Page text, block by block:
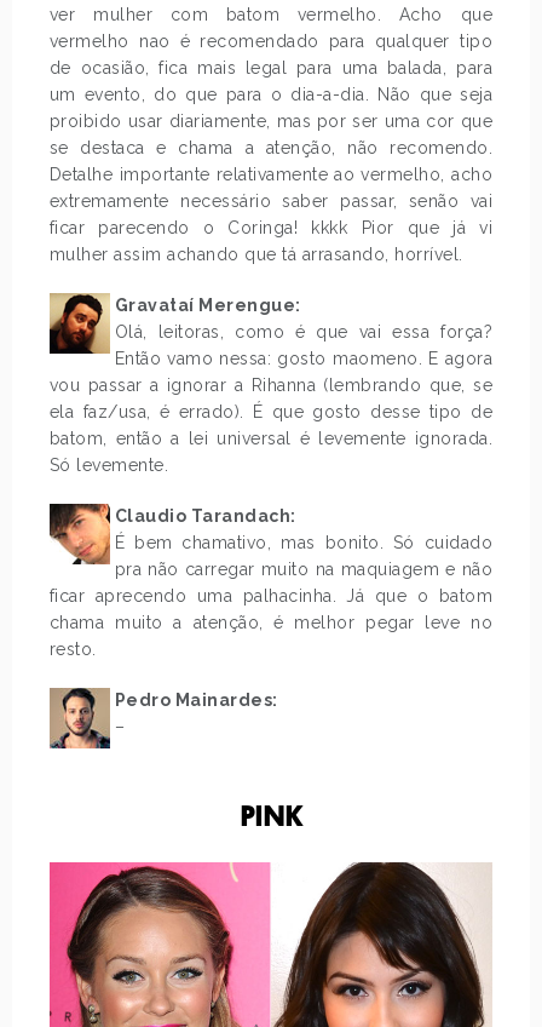
ver mulher com batom vermelho. Acho que
vermelho nao é recomendado para qualquer tipo
de ocasião, fica mais legal para uma balada, para
um evento, do que para o dia-a-dia. Não que seja
proibido usar diariamente, mas por ser uma cor que
se destaca e chama a atenção, não recomendo.
Detalhe importante relativamente ao vermelho, acho
extremamente necessário saber passar, senão vai
ficar parecendo o Coringa! kkkk Pior que já vi
mulher assim achando que tá arrasando, horrível.
Gravataí Merengue:
Olá, leitoras, como é que vai essa força?
Então vamo nessa: gosto maomeno. E agora
vou passar a ignorar a Rihanna (lembrando que, se
ela faz/usa, é errado). É que gosto desse tipo de
batom, então a lei universal é levemente ignorada.
Só levemente.
Claudio Tarandach:
É bem chamativo, mas bonito. Só cuidado
pra não carregar muito na maquiagem e não
ficar aprecendo uma palhacinha. Já que o batom
chama muito a atenção, é melhor pegar leve no
resto.
Pedro Mainardes:
–
PINK